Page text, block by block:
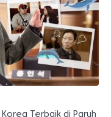
Terbaik di Paruh